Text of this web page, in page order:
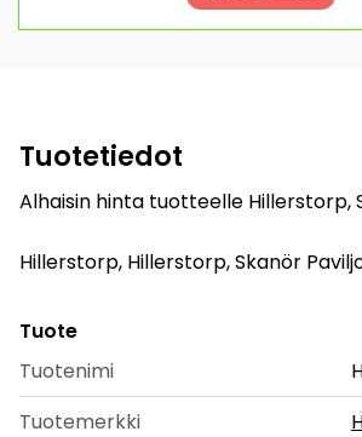
Tuotetiedot
Alhaisin hinta tuotteelle Hillerstorp,
Hillerstorp, Hillerstorp, Skanör
Tuote
Tuotenimi
Tuotemerkki